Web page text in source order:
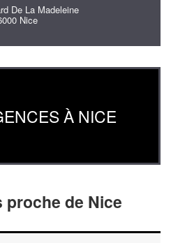
De La Madeleine
Nice
À NICE
proche de Nice